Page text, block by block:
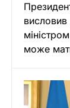
висловив
може